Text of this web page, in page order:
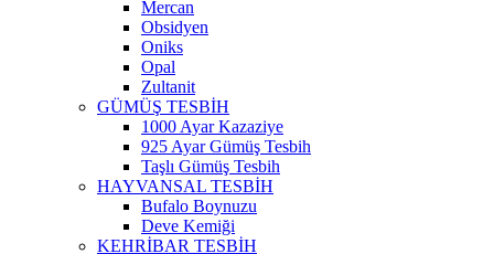
Mercan
Obsidyen
Oniks
Opal
Zultanit
GÜMÜŞ TESBİH
1000 Ayar Kazaziye
925 Ayar Gümüş Tesbih
Taşlı Gümüş Tesbih
HAYVANSAL TESBİH
Bufalo Boynuzu
Deve Kemiği
KEHRİBAR TESBİH